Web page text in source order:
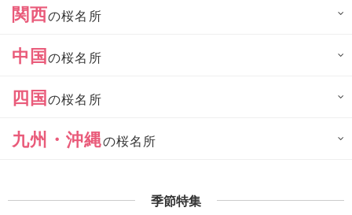
関西の桜名所
中国の桜名所
四国の桜名所
九州・沖縄の桜名所
季節特集